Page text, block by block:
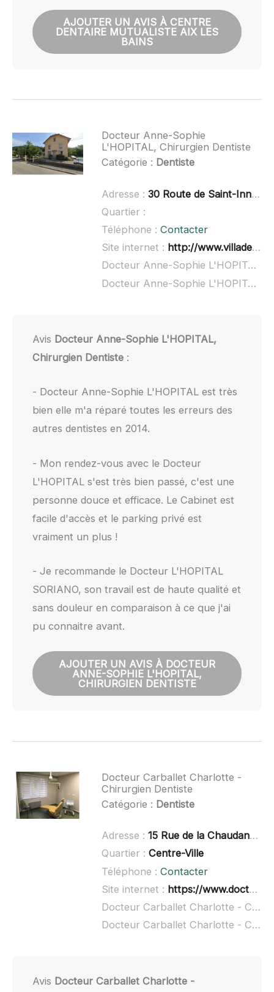
AJOUTER UN AVIS À CENTRE
DENTAIRE MUTUALISTE AIX LES
BAINS
Docteur Anne-Sophie
L'HOPITAL, Chirurgien Dentiste
Catégorie : Dentiste
Adresse : 30 Route de Saint-Innocent, 73100 Aix-les-Bains
Quartier :
Téléphone : Contacter
Site internet : http://www.villadentinn.fr/
Docteur Anne-Sophie L'HOPITAL, Chirurgien Dentiste à domicile :
Docteur Anne-Sophie L'HOPITAL, Chirurgien Dentiste ouvert dimanche :
Avis Docteur Anne-Sophie L'HOPITAL,
Chirurgien Dentiste:
- Docteur Anne-Sophie L'HOPITAL est très
bien elle m'a réparé toutes les erreurs des
autres dentistes en 2014.
- Mon rendez-vous avec le Docteur
L'HOPITAL s'est très bien passé, c'est une
personne douce et efficace. Le Cabinet est
facile d'accès et le parking privé est
vraiment un plus !
- Je recommande le Docteur L'HOPITAL
SORIANO, son travail est de haute qualité et
sans douleur en comparaison à ce que j'ai
pu connaitre avant.
AJOUTER UN AVIS À DOCTEUR
ANNE-SOPHIE L'HOPITAL,
CHIRURGIEN DENTISTE
Docteur Carballet Charlotte -
Chirurgien Dentiste
Catégorie : Dentiste
Adresse : 15 Rue de la Chaudanne, 73100 Aix-les-Bains
Quartier : Centre-Ville
Téléphone : Contacter
Site internet : https://www.doctolib.fr/dentiste/aix-les-bains/charlotte-carballet
Docteur Carballet Charlotte - Chirurgien Dentiste à domicile :
Docteur Carballet Charlotte - Chirurgien Dentiste ouvert dimanche :
Avis Docteur Carballet Charlotte -